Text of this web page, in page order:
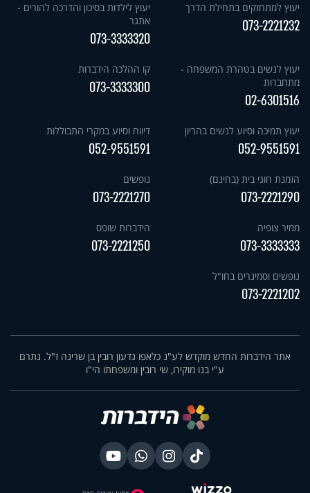
יעוץ למתחזקים בתחילת הדרך
073-2221232
יעוץ לילדות בסיכון והדרכה להורים -
אתגר
073-3333320
יעוץ לנשים בטהרת המשפחה -
מתחברות
02-6301516
קו ההלכה הידברות
073-3333300
יעוץ תמיכה וסיוע לנשים בהריון
052-9551591
דיווח וסיוע במקרי התבוללות
052-9551591
הזמנת חוגי בית (בחינם)
073-2221290
נופשים
073-2221270
ממיר צופיה
073-3333333
הידברות שופס
073-2221250
נופשים וסמינרים בחו"ל
073-2221202
אתר הידברות החדש מוקדש לע"נ כלאפו גדעון רובין בן שרינה ז"ל. נתרם
ע"י בנו מוקירו, שי רובין ומשפחתו הי"ו